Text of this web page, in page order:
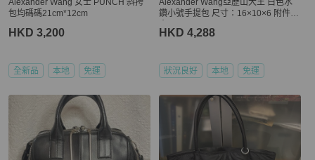
包均碼碼21cm*12cm
HKD 3,200
全新品 本地 免運
鑽小號手提包 尺寸：16×10×6 附件：
HKD 4,288
狀況良好 本地 免運